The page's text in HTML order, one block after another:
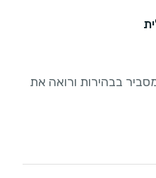
בבהירות ורואה את